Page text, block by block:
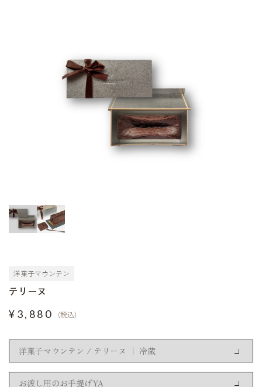
洋菓子マウンテン
テリーヌ
¥3,880 (税込)